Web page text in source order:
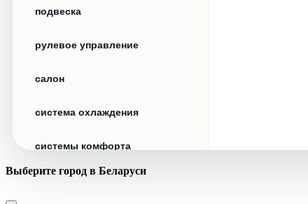
подвеска
рулевое управление
салон
система охлаждения
системы комфорта
стекла
Выберите город в Беларуси